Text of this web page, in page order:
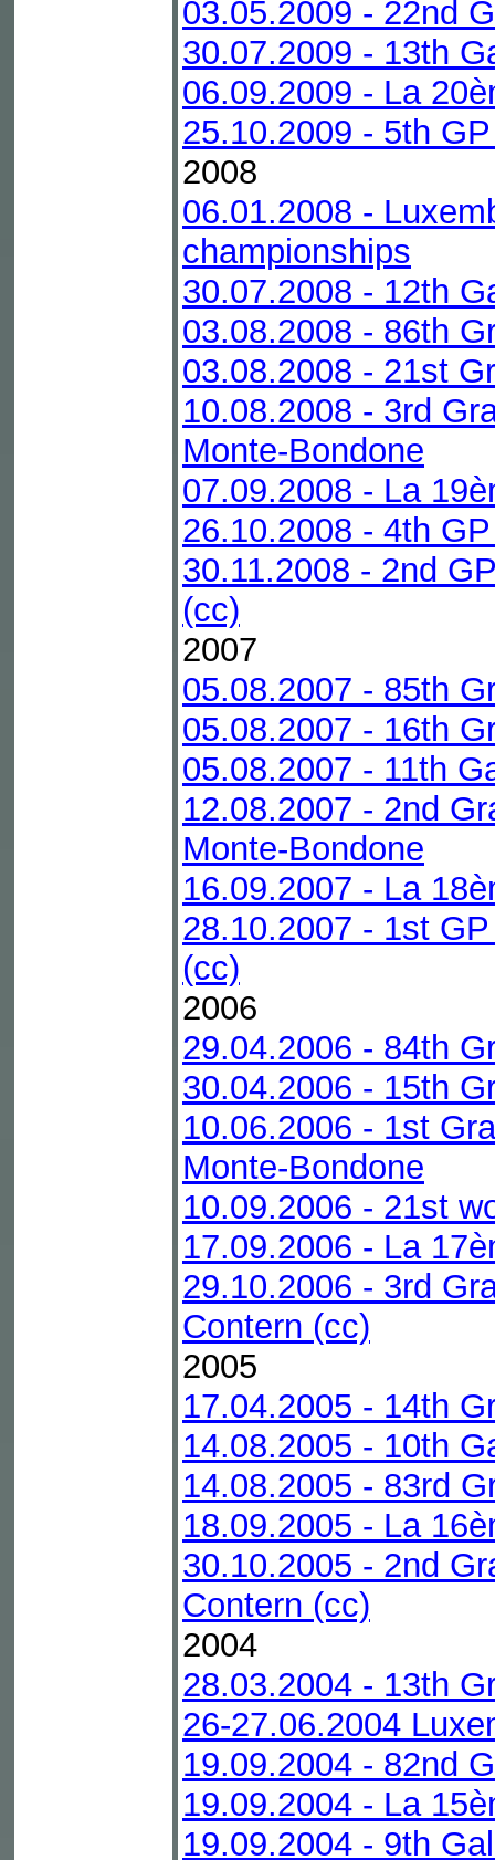
03.05.2009 - 22nd
30.07.2009 - 13th
06.09.2009 - La
25.10.2009 - 5th
2008
06.01.2008 -
championships
30.07.2008 - 12th
03.08.2008 - 86th
03.08.2008 - 21st
10.08.2008 - 3rd
Monte-Bondone
07.09.2008 - La
26.10.2008 - 4th
30.11.2008 - 2nd
(cc)
2007
05.08.2007 - 85th
05.08.2007 - 16th
05.08.2007 - 11th
12.08.2007 - 2nd
Monte-Bondone
16.09.2007 - La
28.10.2007 - 1st
(cc)
2006
29.04.2006 - 84th
30.04.2006 - 15th
10.06.2006 - 1st
Monte-Bondone
10.09.2006 - 21st
17.09.2006 - La
29.10.2006 - 3rd
Contern (cc)
2005
17.04.2005 - 14th
14.08.2005 - 10th
14.08.2005 - 83rd
18.09.2005 - La
30.10.2005 - 2nd
Contern (cc)
2004
28.03.2004 - 13th
26-27.06.2004
19.09.2004 - 82nd
19.09.2004 - La
19.09.2004 - 9th